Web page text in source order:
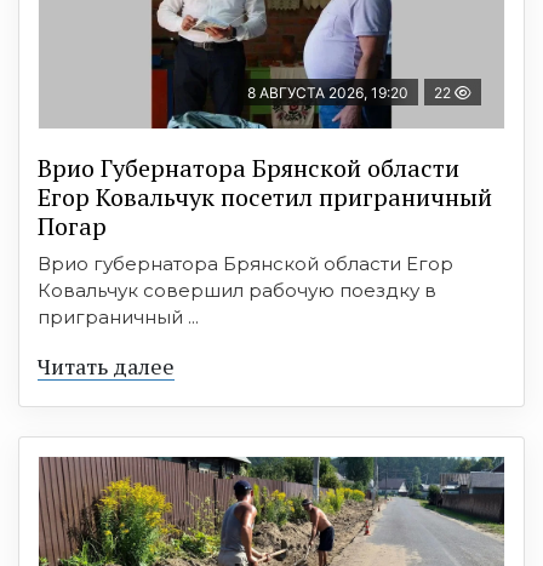
8 АВГУСТА 2026, 19:20 22
Врио Губернатора Брянской области
Егор Ковальчук посетил приграничный
Погар
Врио губернатора Брянской области Егор
Ковальчук совершил рабочую поездку в
приграничный ...
Читать далее